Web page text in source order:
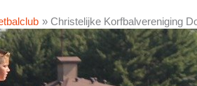
Christelijke Korfbalvereniging